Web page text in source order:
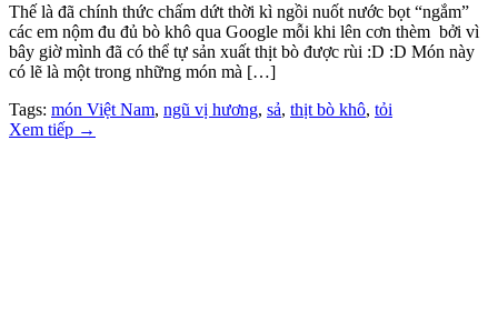
Thế là đã chính thức chấm dứt thời kì ngồi nuốt nước bọt “ngắm”
các em nộm đu đủ bò khô qua Google mỗi khi lên cơn thèm bởi vì
bây giờ mình đã có thể tự sản xuất thịt bò được rùi :D :D Món này
có lẽ là một trong những món mà […]
Tags: món Việt Nam, ngũ vị hương, sả, thịt bò khô, tỏi
Xem tiếp →